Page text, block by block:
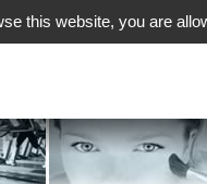
this website, you are